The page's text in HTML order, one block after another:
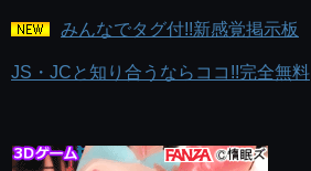
みんなでタグ付!!新感覚掲示板
JS・JCと知り合うならココ!!完全無料